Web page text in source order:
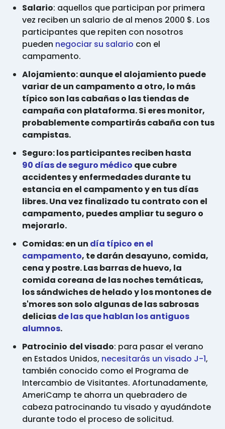
Salario: aquellos que participan por primera
vez reciben un salario de al menos 2000 $. Los
participantes que repiten con nosotros
pueden negociar su salario con el
campamento.
Alojamiento: aunque el alojamiento puede
variar de un campamento a otro, lo más
típico son las cabañas o las tiendas de
campaña con plataforma. Si eres monitor,
probablemente compartirás cabaña con tus
campistas.
Seguro: los participantes reciben hasta
90 días de seguro médico que cubre
accidentes y enfermedades durante tu
estancia en el campamento y en tus días
libres. Una vez finalizado tu contrato con el
campamento, puedes ampliar tu seguro o
mejorarlo.
Comidas: en un día típico en el
campamento, te darán desayuno, comida,
cena y postre. Las barras de huevo, la
comida coreana de las noches temáticas,
los sándwiches de helado y los montones de
s'mores son solo algunas de las sabrosas
deliciasde las que hablan los antiguos
alumnos.
Patrocinio del visado: para pasar el verano
en Estados Unidos, necesitarás un visado J-1,
también conocido como el Programa de
Intercambio de Visitantes. Afortunadamente,
AmeriCamp te ahorra un quebradero de
cabeza patrocinando tu visado y ayudándote
durante todo el proceso de solicitud.